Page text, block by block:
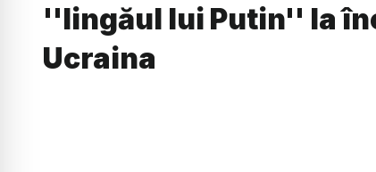
''lingăul lui Putin'' la
Ucraina